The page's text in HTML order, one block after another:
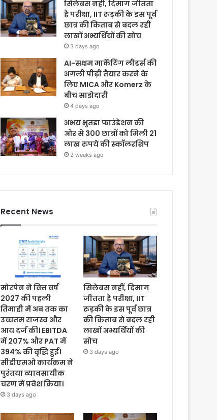
सिलेबस नहीं, दिमाग जीतता
है परीक्षा, IIT रुड़की के इस पूर्व
छात्र की किताब से बदल रही
लाखों अभ्यर्थियों की सोच
3 days ago
AI-सक्षम मार्केटिंग लीडर्स की
अगली पीढ़ी तैयार करने के
लिए MICA और Komerz के
बीच साझेदारी
4 days ago
अभय भुतडा फाउंडेशन की
ओर से 300 छात्रों को मिली 21
लाख रुपये की स्कॉलरशिप
2 weeks ago
Recent News
मोरपेन ने वित्त वर्ष
2027 की पहली
तिमाही में अब तक का
उच्चतम राजस्व और
आय दर्ज की। EBITDA
में 207% और PAT में
394% की वृद्धि हुई।
सीडीएमओ कार्यक्रम ने
पुरंतया व्यावसायीक
चरण में प्रवेश किया।
3 days ago
सिलेबस नहीं, दिमाग
जीतता है परीक्षा, IIT
रुड़की के इस पूर्व छात्र
की किताब से बदल रही
लाखों अभ्यर्थियों की
सोच
3 days ago